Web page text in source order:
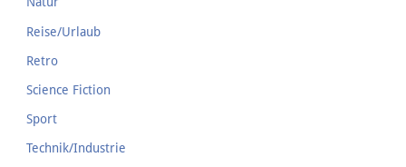
Reise/Urlaub
Retro
Science Fiction
Sport
Technik/Industrie